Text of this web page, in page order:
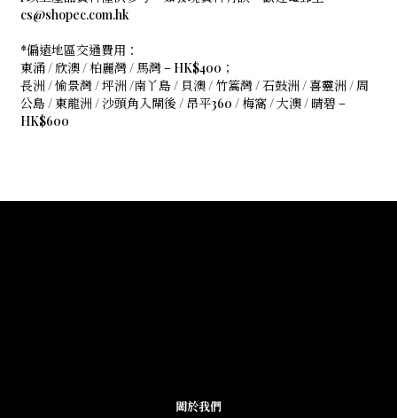
cs@shopec.com.hk
*偏遠地區交通費用：
東涌 / 欣澳 / 柏麗灣 / 馬灣 – HK$400；
長洲 / 愉景灣 / 坪洲 /南丫島 / 貝澳 / 竹篙灣 / 石鼓洲 / 喜靈洲 / 周
公島 / 東龍洲 / 沙頭角入閘後 / 昂平360 / 梅窩 / 大澳 / 晴碧 –
HK$600
關於我們